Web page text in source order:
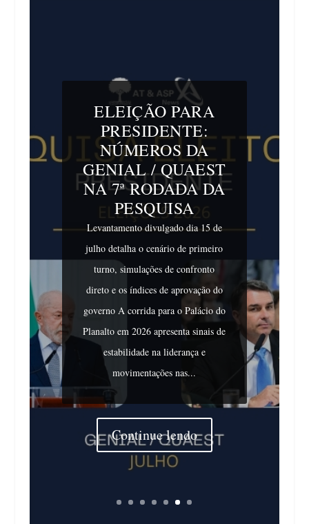
ELEIÇÃO PARA
PRESIDENTE:
NÚMEROS DA
GENIAL / QUAEST
NA 7ª RODADA DA
PESQUISA
Levantamento divulgado dia 15 de
julho detalha o cenário de primeiro
turno, simulações de confronto
direto e os índices de aprovação do
governo A corrida para o Palácio do
Planalto em 2026 apresenta sinais de
estabilidade na liderança e
movimentações nas...
Continue lendo